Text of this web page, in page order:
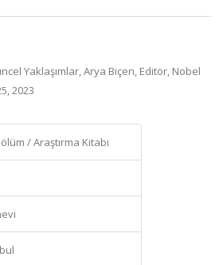
Yaklaşımlar, Arya Biçen, Editör, Nobel
2023
/ Araştırma Kitabı